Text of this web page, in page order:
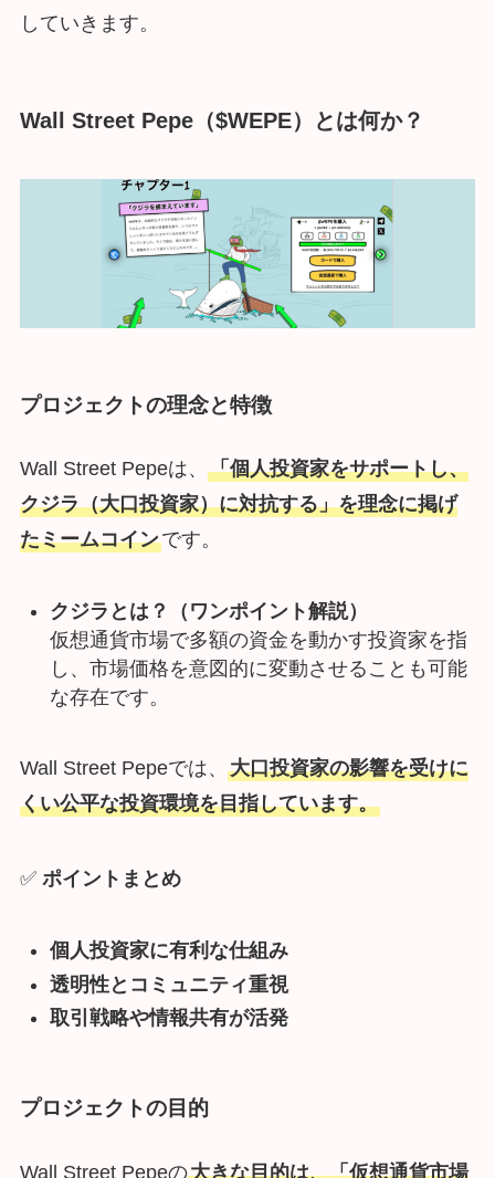
していきます。
Wall Street Pepe（$WEPE）とは何か？
プロジェクトの理念と特徴
Wall Street Pepeは、 「個人投資家をサポートし、
クジラ（大口投資家）に対抗する」を理念に掲げ
たミームコインです。
クジラとは？（ワンポイント解説）
仮想通貨市場で多額の資金を動かす投資家を指
し、市場価格を意図的に変動させることも可能
な存在です。
Wall Street Pepeでは、 大口投資家の影響を受けに
くい公平な投資環境を目指しています。
✅ ポイントまとめ
個人投資家に有利な仕組み
透明性とコミュニティ重視
取引戦略や情報共有が活発
プロジェクトの目的
Wall Street Pepeの大きな目的は、「仮想通貨市場